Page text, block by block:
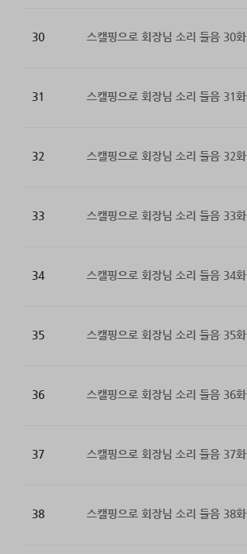
30 스캘핑으로 회장님 소리 들음 30화
31 스캘핑으로 회장님 소리 들음 31화
32 스캘핑으로 회장님 소리 들음 32화
33 스캘핑으로 회장님 소리 들음 33화
34 스캘핑으로 회장님 소리 들음 34화
35 스캘핑으로 회장님 소리 들음 35화
36 스캘핑으로 회장님 소리 들음 36화
37 스캘핑으로 회장님 소리 들음 37화
38 스캘핑으로 회장님 소리 들음 38화